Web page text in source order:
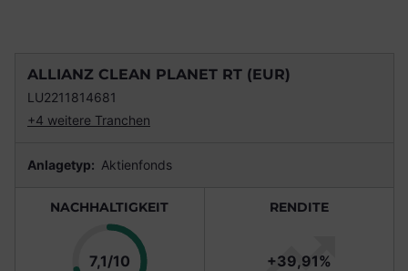
ALLIANZ CLEAN PLANET RT (EUR)
LU2211814681
+4 weitere Tranchen
Anlagetyp: Aktienfonds
NACHHALTIGKEIT
7,1/10Punkte
RENDITE
+39,91%